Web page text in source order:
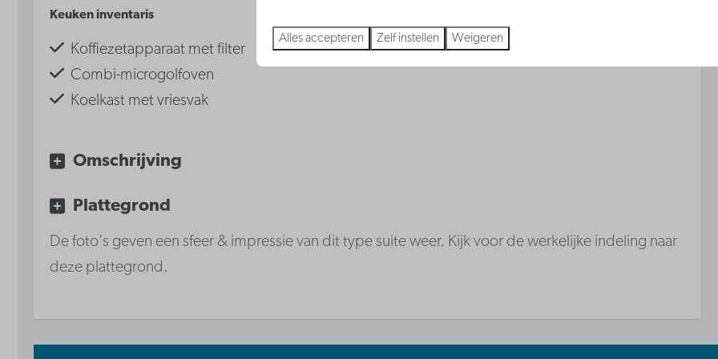
Keuken inventaris
Koffiezetapparaat met filter
Combi-microgolfoven
Koelkast met vriesvak
Keramische kookplaat
Haardroger
Omschrijving
Plattegrond
De foto's geven een sfeer & impressie van dit type suite weer. Kijk voor de werkelijke indeling naar
deze plattegrond.
Alles accepteren Zelf instellen Weigeren